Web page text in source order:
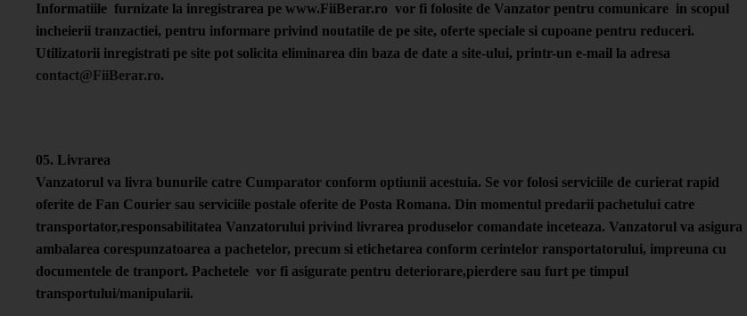
Informatiile furnizate la inregistrarea pe www.FiiBerar.ro vor fi folosite de Vanzator pentru comunicare in scopul
incheierii tranzactiei, pentru informare privind noutatile de pe site, oferte speciale si cupoane pentru reduceri.
Utilizatorii inregistrati pe site pot solicita eliminarea din baza de date a site-ului, printr-un e-mail la adresa
contact@FiiBerar.ro.
05. Livrarea
Vanzatorul va livra bunurile catre Cumparator conform optiunii acestuia. Se vor folosi serviciile de curierat rapid
oferite de Fan Courier sau serviciile postale oferite de Posta Romana. Din momentul predarii pachetului catre
transportator,responsabilitatea Vanzatorului privind livrarea produselor comandate inceteaza. Vanzatorul va asigura
ambalarea corespunzatoarea a pachetelor, precum si etichetarea conform cerintelor ransportatorului, impreuna cu
documentele de tranport. Pachetele vor fi asigurate pentru deteriorare,pierdere sau furt pe timpul
transportului/manipularii.